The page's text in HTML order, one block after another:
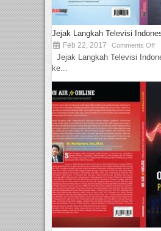
Jejak Langkah Televisi
Feb 22, 2017 Comments Off
Jejak Langkah Televisi
ke...